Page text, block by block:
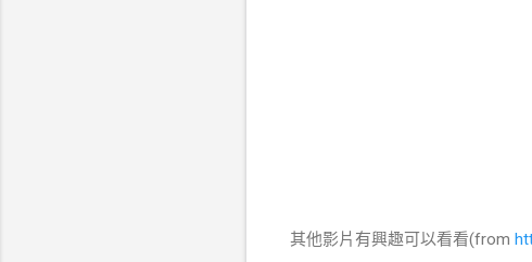
其他影片有興趣可以看看(from